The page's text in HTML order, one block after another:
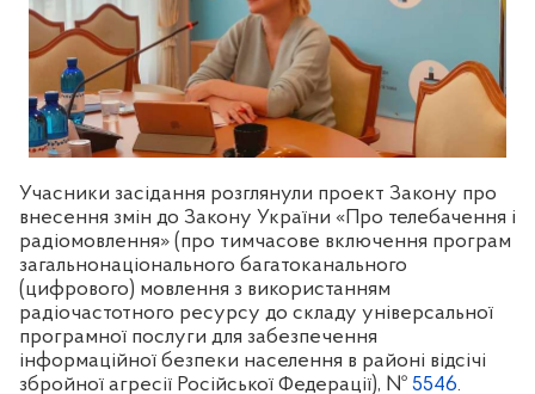
Учасники засідання розглянули проект Закону про
внесення змін до Закону України «Про телебачення і
радіомовлення» (про тимчасове включення програм
загальнонаціонального багатоканального
(цифрового) мовлення з використанням
радіочастотного ресурсу до складу універсальної
програмної послуги для забезпечення
інформаційної безпеки населення в районі відсічі
збройної агресії Російської Федерації), № 5546.